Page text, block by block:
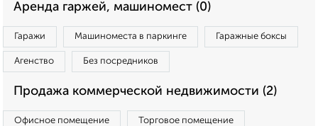
Аренда гаржей, машиномест (0)
Гаражи Машиноместа в паркинге Гаражные боксы
Агенство Без посредников
Продажа коммерческой недвижимости (2)
Офисное помещение Торговое помещение